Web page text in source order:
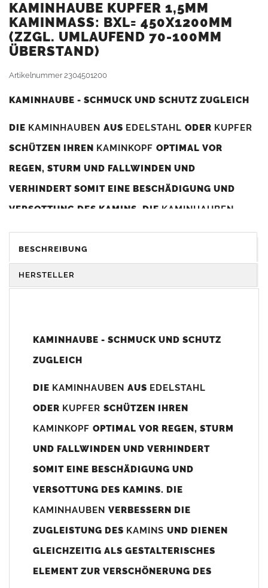
KAMINHAUBE KUPFER 1,5MM
KAMINMASS: BXL= 450X1200MM (
ZZGL. UMLAUFEND 70-100MM Ü
BERSTAND)
Artikelnummer2304501200
KAMINHAUBE - SCHMUCK UND SCHUTZ ZUGLEICH
DIE KAMINHAUBEN AUS EDELSTAHL ODER KUPFER
SCHÜTZEN IHREN KAMINKOPF OPTIMAL VOR
REGEN, STURM UND FALLWINDEN UND
VERHINDERT SOMIT EINE BESCHÄDIGUNG UND
VERSOTTUNG DES KAMINS. DIE KAMINHAUBEN
DIENEN GLEICHZEITIG ALS GESTALTERISCHES
ELEMENT ZUR VERSCHÖNERUNG DES BAUWERKS.
Unsere Maßangaben beziehen sich immer auf das
800mm x 740-800mm angefertigt (siehe Bild/Zeichnung unten).
angefertigt werden (bitte anfragen).
(siehe Bild/Zeichnung unten) angefertigt. Sollten die Bohrungen
nicht passen dann bitte "ohne"Bohrungen (Auswahlfeld)
bis 500mm Kaminbreite: Abstand vom Kaminrand ca.
80mm
BESCHREIBUNG
HERSTELLER
KAMINHAUBE - SCHMUCK UND SCHUTZ
ZUGLEICH
DIE KAMINHAUBEN AUS EDELSTAHL
ODER KUPFER SCHÜTZEN IHREN
KAMINKOPF OPTIMAL VOR REGEN, STURM
UND FALLWINDEN UND VERHINDERT
SOMIT EINE BESCHÄDIGUNG UND
VERSOTTUNG DES KAMINS. DIE
KAMINHAUBEN VERBESSERN DIE
ZUGLEISTUNG DES KAMINS UND DIENEN
GLEICHZEITIG ALS GESTALTERISCHES
ELEMENT ZUR VERSCHÖNERUNG DES